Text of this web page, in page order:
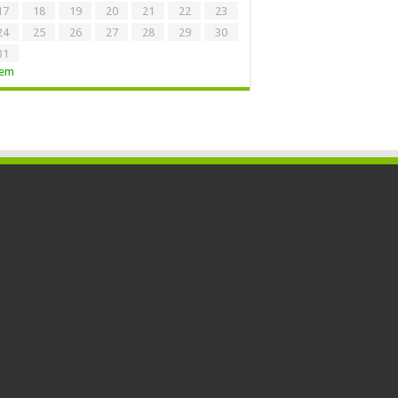
18 19 20 21 22
23
25 26 27 28 29
30